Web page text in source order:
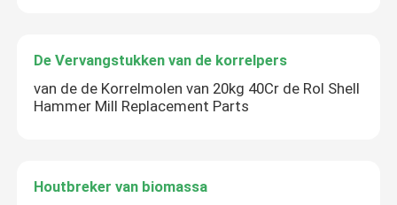
De Vervangstukken van de korrelpers
van de de Korrelmolen van 20kg 40Cr de Rol Shell
Hammer Mill Replacement Parts
Houtbreker van biomassa